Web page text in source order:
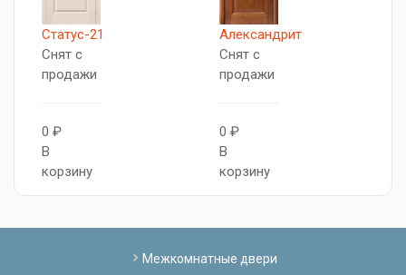
Статус-21
Снят с
продажи
0 ₽
В
корзину
Александрит
Снят с
продажи
0 ₽
В
корзину
Межкомнатные двери